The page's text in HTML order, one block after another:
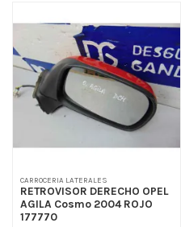
CARROCERIA LATERALES
RETROVISOR DERECHO OPEL
AGILA Cosmo 2004 ROJO
177770